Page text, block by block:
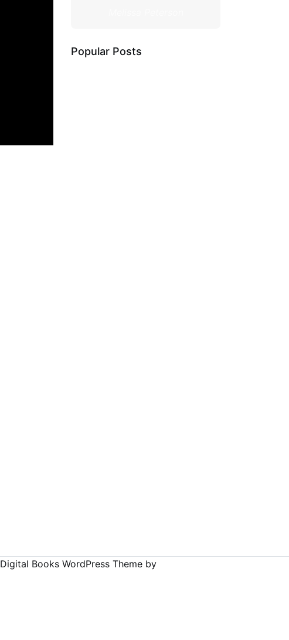
Popular Posts
Digital Books WordPress Theme by